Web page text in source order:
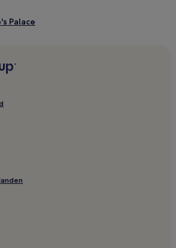
Palace
Marwick Head
Brewery
Bay
Frühstück in Kirkwall